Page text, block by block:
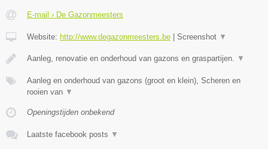
E-mail › De Gazonmeesters
Website: http://www.degazonmeesters.be Screenshot ▼
Aanleg, renovatie en onderhoud van gazons en graspartijen. ▼
Aanleg en onderhoud van gazons (groot en klein), Scheren en
rooien van ▼
Openingstijden onbekend
Laatste facebook posts ▼